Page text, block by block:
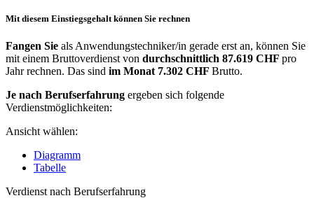
Mit diesem Einstiegsgehalt können Sie rechnen
Fangen Sie als Anwendungstechniker/in gerade erst an, können Sie
mit einem Bruttoverdienst von durchschnittlich 87.619 CHF pro
Jahr rechnen. Das sind im Monat 7.302 CHF Brutto.
Je nach Berufserfahrung ergeben sich folgende
Verdienstmöglichkeiten:
Ansicht wählen:
Diagramm
Tabelle
Verdienst nach Berufserfahrung